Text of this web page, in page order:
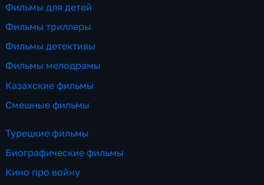
Фильмы для детей
Фильмы триллеры
Фильмы детективы
Фильмы мелодрамы
Казахские фильмы
Смешные фильмы
Турецкие фильмы
Биографические фильмы
Кино про войну